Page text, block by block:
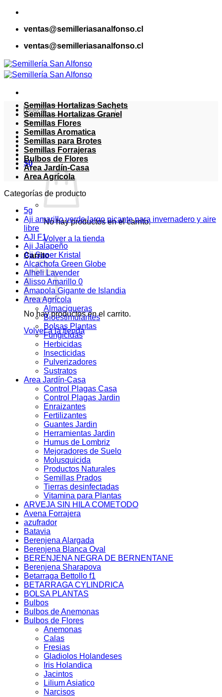
Saltar
contenidoventas@semilleriasanalfonso.cl
ventas@semilleriasanalfonso.cl
Buscar
por:
$0
No hay productos en el carrito.
Volver a la tienda
Carrito
No hay productos en el carrito.
Volver a la tienda
Semillas Hortalizas Sachets
Semillas Hortalizas Granel
Semillas Flores
Semillas Aromatica
Semillas para Brotes
Semillas Forrajeras
Bulbos de Flores
Area Jardín-Casa
Area Agrícola
Categorías de producto
5g
Aji amarillo verde largo picante para invernadero y aire
libre
AJI F1
Aji Jalapeño
Aji Super Kristal
Alcachofa Green Globe
Alheli Lavender
Alisso Amarillo 0
Amapola Gigante de Islandia
Area Agrícola
Almacigueras
Bioestimulantes
Bolsas Plantas
Fungicidas
Herbicidas
Insecticidas
Pulverizadores
Sustratos
Area Jardín-Casa
Control Plagas Casa
Control Plagas Jardin
Enraizantes
Fertilizantes
Guantes Jardin
Herramientas Jardin
Humus de Lombriz
Mejoradores de Suelo
Molusquicida
Productos Naturales
Semillas Prados
Tierras desinfectadas
Vitamina para Plantas
ARVEJA SIN HILA COMETODO
Avena Forrajera
azufrador
Batavia
Berenjena Alargada
Berenjena Blanca Oval
BERENJENA NEGRA DE BERNENTANE
Berenjena Sharapova
Betarraga Bettollo f1
BETARRAGA CYLINDRICA
BOLSA PLANTAS
Bulbos
Bulbos de Anemonas
Bulbos de Flores
Anemonas
Calas
Fresias
Gladiolos Holandeses
Iris Holandica
Jacintos
Lilium Asiatico
Narcisos